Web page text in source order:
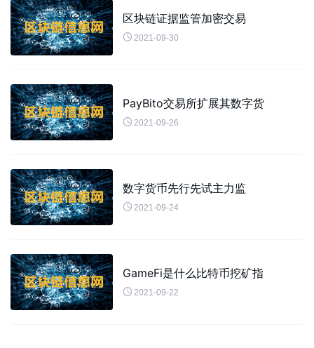
区块链证据监管加密交易
 2021-09-30
PayBito交易所扩展其数字货
 2021-09-26
数字货币先行先试主力监
 2021-09-24
GameFi是什么比特币挖矿指
 2021-09-22